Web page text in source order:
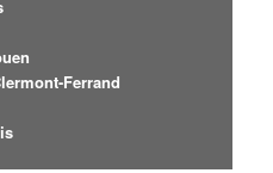
Ferrand